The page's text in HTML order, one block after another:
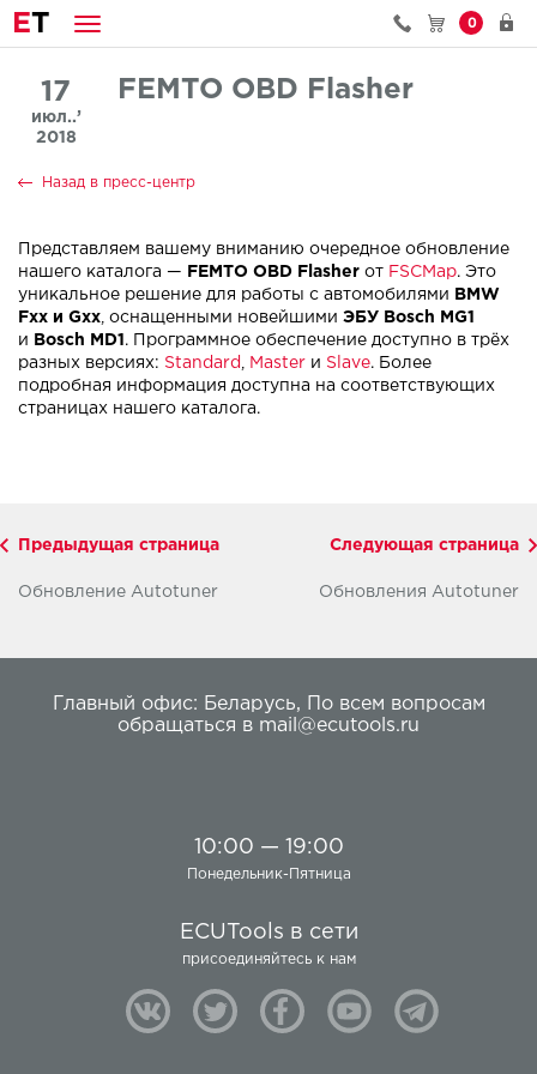
ET 0
17
июл..’
2018
FEMTO OBD Flasher
Назад в пресс-центр
Представляем вашему вниманию очередное обновление
нашего каталога —
FEMTO OBD Flasher от FSCMap. Это
уникальное решение для работы с автомобилями
BMW
Fxx и Gxx , оснащенными новейшими ЭБУ Bosch MG1
и
Bosch MD1 . Программное обеспечение доступно в трёх
разных версиях: Standard Master и Slave. Более
подробная информация доступна на соответствующих
страницах нашего каталога.
Предыдущая страница
Обновление Autotuner
Следующая страница
Обновления Autotuner
Главный офис: Беларусь,
По всем вопросам
обращаться в mail@ecutools.ru
10:00 — 19:00
Понедельник-Пятница
ECUTools в сети
присоединяйтесь к нам